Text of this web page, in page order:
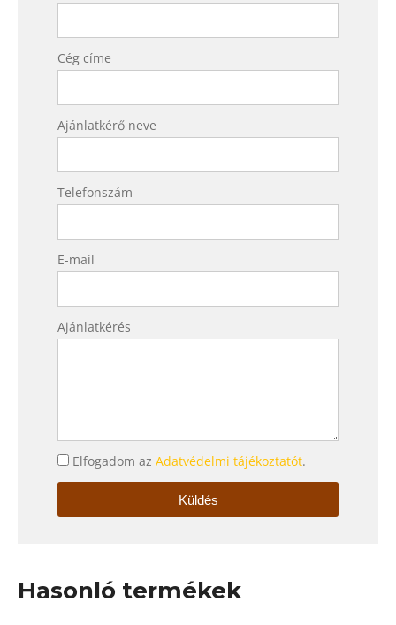
Cég címe
Ajánlatkérő neve
Telefonszám
E-mail
Ajánlatkérés
Elfogadom az Adatvédelmi tájékoztatót.
Küldés
Hasonló termékek